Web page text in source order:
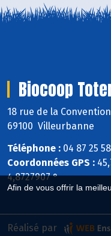
Afin de vous offrir la
Biocoop
18 rue de la Convention
69100 Villeurbanne
Téléphone : 04 87 25
Coordonnées GPS :
4,8727907 °
Réalisé par